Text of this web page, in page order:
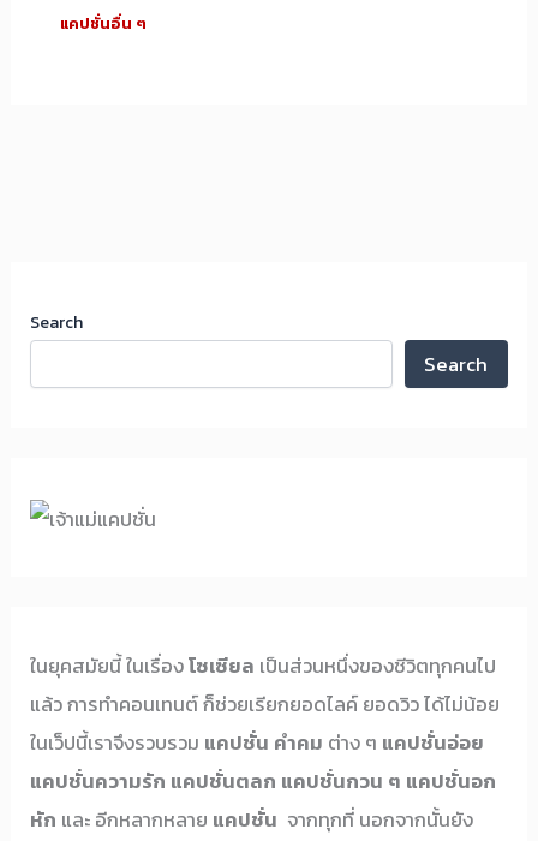
แคปชั่นอื่น ๆ
Search
Search
ในยุคสมัยนี้ ในเรื่องโซเซียล เป็นส่วนหนึ่งของชีวิตทุกคนไป
แล้ว การทำคอนเทนต์ ก็ช่วยเรียกยอดไลค์ ยอดวิว ได้ไม่น้อย
ในเว็ปนี้เราจึงรวบรวม แคปชั่น คำคม ต่าง ๆ แคปชั่นอ่อย
แคปชั่นความรัก แคปชั่นตลก แคปชั่นกวน ๆ แคปชั่นอก
หัก และ อีกหลากหลาย แคปชั่น จากทุกที่ นอกจากนั้นยัง